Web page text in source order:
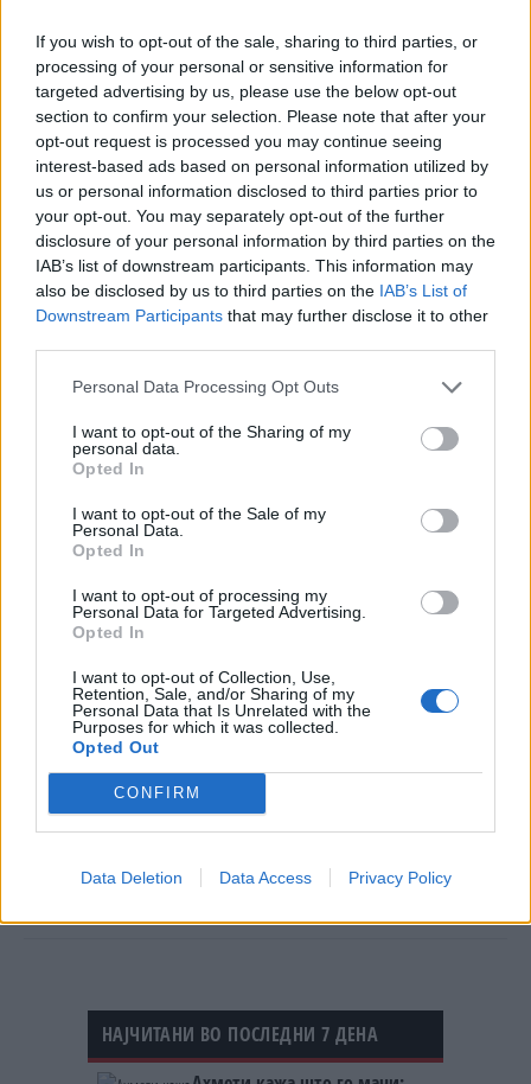
If you wish to opt-out of the sale, sharing to third parties, or
processing of your personal or sensitive information for
targeted advertising by us, please use the below opt-out
section to confirm your selection. Please note that after your
opt-out request is processed you may continue seeing
interest-based ads based on personal information utilized by
us or personal information disclosed to third parties prior to
your opt-out. You may separately opt-out of the further
disclosure of your personal information by third parties on the
IAB’s list of downstream participants. This information may
also be disclosed by us to third parties on the IAB’s List of
Downstream Participants that may further disclose it to other
Personal Data Processing Opt Outs
I want to opt-out of the Sharing of my
personal data.
Opted In
I want to opt-out of the Sale of my
Personal Data.
Opted In
I want to opt-out of processing my
Personal Data for Targeted Advertising.
Opted In
I want to opt-out of Collection, Use,
Retention, Sale, and/or Sharing of my
Personal Data that Is Unrelated with the
Purposes for which it was collected.
Opted Out
CONFIRM
Data Deletion Data Access Privacy Policy
A post shared by Ali Sunal (@alisunal)
Како што пишуваа турските медиуми, Али бил
на пат кога неговата сопруга се забавувала со
свекорот. Се вратил дома два дена порано од
планираното, без претходно да ја извести,
изненадувањето го дочекало него – уште на
влезот го забележал автомобилот на татко му, а
голи како гледаат телевизија, пишува Блиц.
Али Сунал ја пронашол среќата покрај
хармоничен брак од 2018 година. Тие се
родители на две ќерки.
© Vecer.mk, правата за текстот се на редакцијата
Фото: Ријана блесна на
погледи во раскошна
комбинација од накит и пердуви
покажа своите ѕверови од
милиони евра
НАЈЧИТАНИ ВО ПОСЛЕДНИ 7 ДЕНА